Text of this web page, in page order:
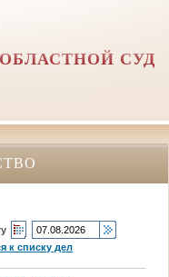
СУД
к списку дел